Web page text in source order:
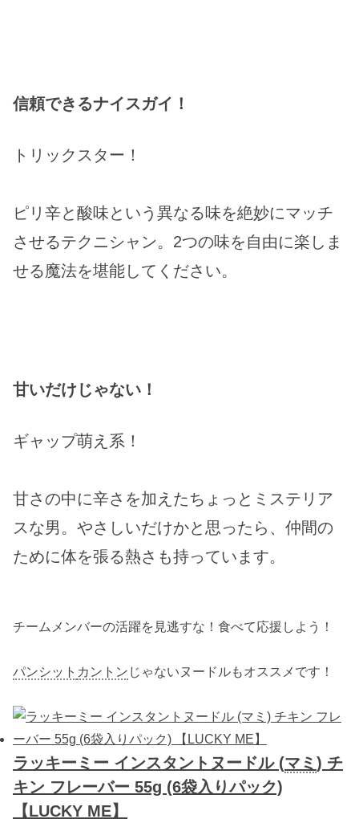
信頼できるナイスガイ！
トリックスター！
ピリ辛と酸味という異なる味を絶妙にマッチ
させるテクニシャン。2つの味を自由に楽しま
せる魔法を堪能してください。
甘いだけじゃない！
ギャップ萌え系！
甘さの中に辛さを加えたちょっとミステリア
スな男。やさしいだけかと思ったら、仲間の
ために体を張る熱さも持っています。
チームメンバーの活躍を見逃すな！食べて応援しよう！
パンシット カントン じゃないヌードルもオススメです！
ラッキーミー インスタントヌードル (マミ ) チ
キン フレーバー 55g (6袋入りパック)
【LUCKY ME】